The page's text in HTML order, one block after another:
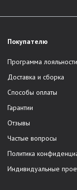
Покупателю
Программа лояльности
Доставка и сборка
Способы оплаты
Гарантии
Отзывы
Частые вопросы
Политика
Индивидуальные